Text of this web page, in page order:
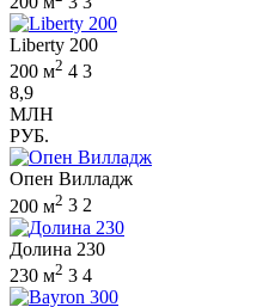
Liberty 200
200 м2 4 3
8,9
МЛН
РУБ.
Опен Вилладж
200 м2 3 2
Долина 230
230 м2 3 4